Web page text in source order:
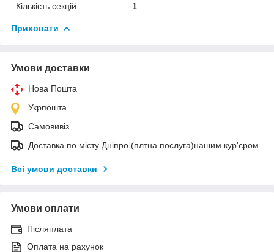
Кількість секцій
1
Приховати
Умови доставки
Нова Пошта
Укрпошта
Самовивіз
Доставка по місту Дніпро (плтна послуга)нашим кур'єром
Всі умови доставки
Умови оплати
Післяплата
Оплата на рахунок